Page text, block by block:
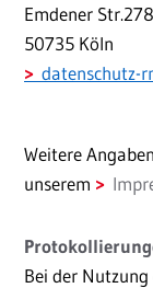
Emdener Str.278
50735 Köln
datenschutz-
Weitere
unserem
Bei der